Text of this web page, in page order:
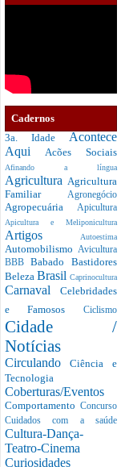
Cadernos
3a. Idade Acontece
Aqui Acões Sociais
Afinando a língua
Agricultura Agricultura
Familiar Agronegócio
Agropecuária Apicultura
Apicultura e Meliponicultura
Artigos Autoestima
Automobilismo Avicultura
BBBBabado Bastidores
Beleza Brasil Caprinocultura
Carnaval Celebridades
e Famosos Ciclismo
Cidade /
Notícias
CirculandoCiência e
Tecnologia
Coberturas/Eventos
Comportamento Concurso
Cuidados com a saúde
Cultura-Dança-
Teatro-Cinema
Curiosidades